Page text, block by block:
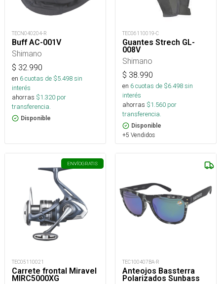
TECN040204-R
Buff AC-001V
Shimano
$ 32.990
en 6cuotas de $5.498sin
interés
ahorras $1.320 por
transferencia.
Disponible
TEC06110019-C
Guantes Strech GL-
008V
Shimano
$ 38.990
en 6cuotas de $6.498sin
interés
ahorras $1.560 por
transferencia.
Disponible
+5 Vendidos
ENVÍOGRATIS
TEC05110021
Carrete frontal Miravel
MIRC5000XG
TEC100407BA-R
Anteojos Bassterra
Polarizados Sunbass